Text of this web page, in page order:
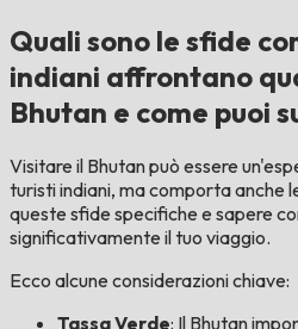
Quali sono le sfide
indiani affrontano
Bhutan e come puoi
Visitare il Bhutan può essere
turisti indiani, ma comporta anche
queste sfide specifiche e sapere
significativamente il tuo viaggio.
Ecco alcune considerazioni chiave:
Tassa Verde: Il Bhutan